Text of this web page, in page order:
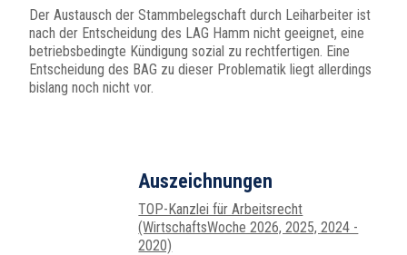
Der Austausch der Stammbelegschaft durch Leiharbeiter ist
nach der Entscheidung des LAG Hamm nicht geeignet, eine
betriebsbedingte Kündigung sozial zu rechtfertigen. Eine
Entscheidung des BAG zu dieser Problematik liegt allerdings
bislang noch nicht vor.
Auszeichnungen
TOP-Kanzlei für Arbeitsrecht
(WirtschaftsWoche 2026, 2025, 2024 -
2020)